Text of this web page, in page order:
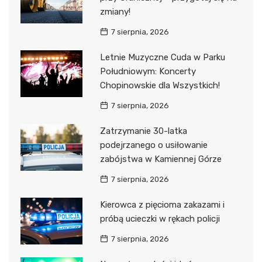
zmiany!
7 sierpnia, 2026
Letnie Muzyczne Cuda w Parku
Południowym: Koncerty
Chopinowskie dla Wszystkich!
7 sierpnia, 2026
Zatrzymanie 30-latka
podejrzanego o usiłowanie
zabójstwa w Kamiennej Górze
7 sierpnia, 2026
Kierowca z pięcioma zakazami i
próbą ucieczki w rękach policji
7 sierpnia, 2026